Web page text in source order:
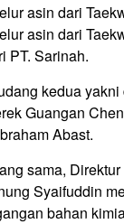
asin dari
asin dari
PT. Sarinah.
kedua
Guangan
Abast.
sama,
Syaifuddin
bahan